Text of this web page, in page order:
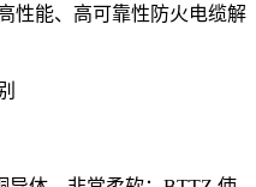
性能、高可靠性防火电缆解